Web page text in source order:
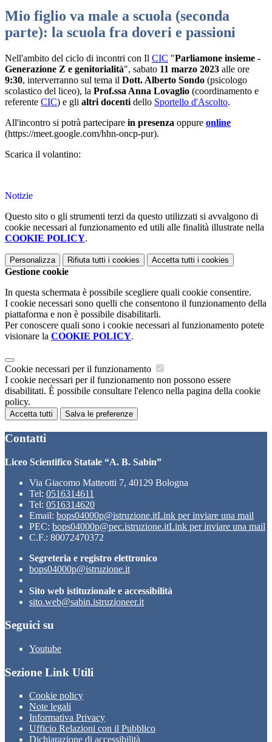
Mio figlio va male a scuola (seconda
parte): la scuola fra doveri e passioni
Nell'ambito del ciclo di incontri con Il CIC "Parliamone insieme -
Generazione Z e genitorialità", sabato 11 marzo 2023 alle ore
9:30, interverranno sul tema il Dott. Alberto Sondo (psicologo
scolastico del liceo), la Prof.ssa Anna Lovaglio (coordinamento e
referente CIC) e gli altri docenti dello Sportello d'Ascolto.
All'incontro si potrà partecipare in presenza oppure online
(https://meet.google.com/hhn-oncp-pur).
Scarica il volantino:
Notizie
Questo sito o gli strumenti terzi da questo utilizzati si avvalgono di
cookie necessari al funzionamento ed utili alle finalità illustrate nella
COOKIE POLICY.
Personalizza Rifiuta tutti i cookies Accetta tutti i cookies
Gestione cookie
In questa schermata è possibile scegliere quali cookie consentire.
I cookie necessari sono quelli che consentono il funzionamento della
piattaforma e non è possibile disabilitarli.
Per conoscere quali sono i cookie necessari al funzionamento potete
visionare la COOKIE POLICY.
Cookie necessari per il funzionamento
I cookie necessari per il funzionamento non possono essere
disabilitati. È possibile consultare l'elenco nella pagina della cookie
policy.
Accetta tutti Salva le preferenze
Contatti
Liceo Scientifico Statale “A. B. Sabin”
Via Giacomo Matteotti 7, 40129 Bologna
Tel: 0516314611
Tel: 0516314620
Email: bops04000p@istruzione.itLink per inviare una mail
PEC: bops04000p@pec.istruzione.itLink per inviare una mail
C.F.: 80072470372
Segreteria e registro elettronico
bops04000p@istruzione.it
Sito web istituzionale e accessibilità
sito.web@sabin.istruzioneer.it
Seguici su
Youtube
Sezione Link Utili
Cookie policy
Note legali
Informativa Privacy
Ufficio Relazioni con il Pubblico
Dichiarazione di accessibilità